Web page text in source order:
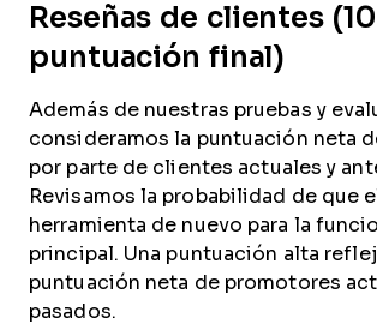
Reseñas de clientes
puntuación final)
Además de nuestras pruebas y
consideramos la puntuación neta
por parte de clientes actuales y
Revisamos la probabilidad de que
herramienta de nuevo para la
principal. Una puntuación alta
puntuación neta de promotores
pasados.